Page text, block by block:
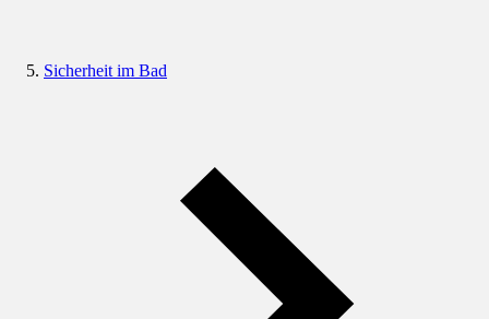
Sicherheit im Bad